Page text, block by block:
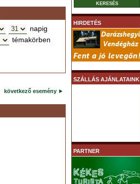
napig
témakörben
következő esemény ►
HIRDETÉS
SZÁLLÁS AJÁNLATAINK
PARTNER